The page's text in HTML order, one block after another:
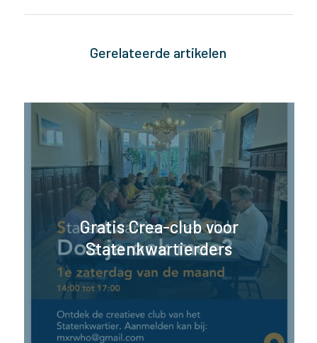
Gerelateerde artikelen
Gratis Crea-club voor
Statenkwartierders